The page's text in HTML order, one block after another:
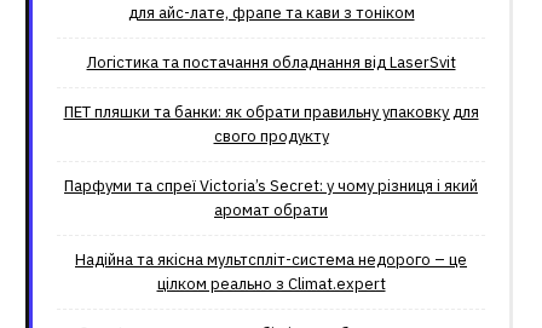
для айс-лате, фрапе та кави з тоніком
Логістика та постачання обладнання від LaserSvit
ПЕТ пляшки та банки: як обрати правильну упаковку для
свого продукту
Парфуми та спреї Victoria’s Secret: у чому різниця і який
аромат обрати
Надійна та якісна мультспліт-система недорого – це
цілком реально з Climat.еxpert